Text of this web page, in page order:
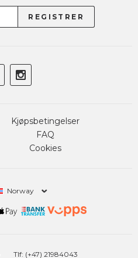
Kjøpsbetingelser
FAQ
Cookies
Norway
Tlf: (+47) 21984043